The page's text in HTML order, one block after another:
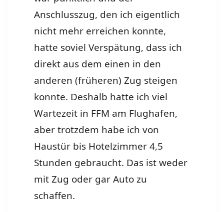
Anschlusszug, den ich eigentlich
nicht mehr erreichen konnte,
hatte soviel Verspätung, dass ich
direkt aus dem einen in den
anderen (früheren) Zug steigen
konnte. Deshalb hatte ich viel
Wartezeit in FFM am Flughafen,
aber trotzdem habe ich von
Haustür bis Hotelzimmer 4,5
Stunden gebraucht. Das ist weder
mit Zug oder gar Auto zu
schaffen.